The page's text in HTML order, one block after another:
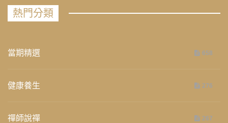
熱門分類
當期精選 658
健康養生 276
禪師說禪 267